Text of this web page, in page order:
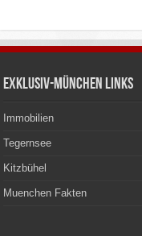
Exklusiv-München Links
Immobilien
Tegernsee
Kitzbühel
Muenchen Fakten